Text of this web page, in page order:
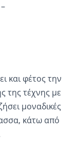
και φέτος την
της τέχνης με
μοναδικές
κάτω από